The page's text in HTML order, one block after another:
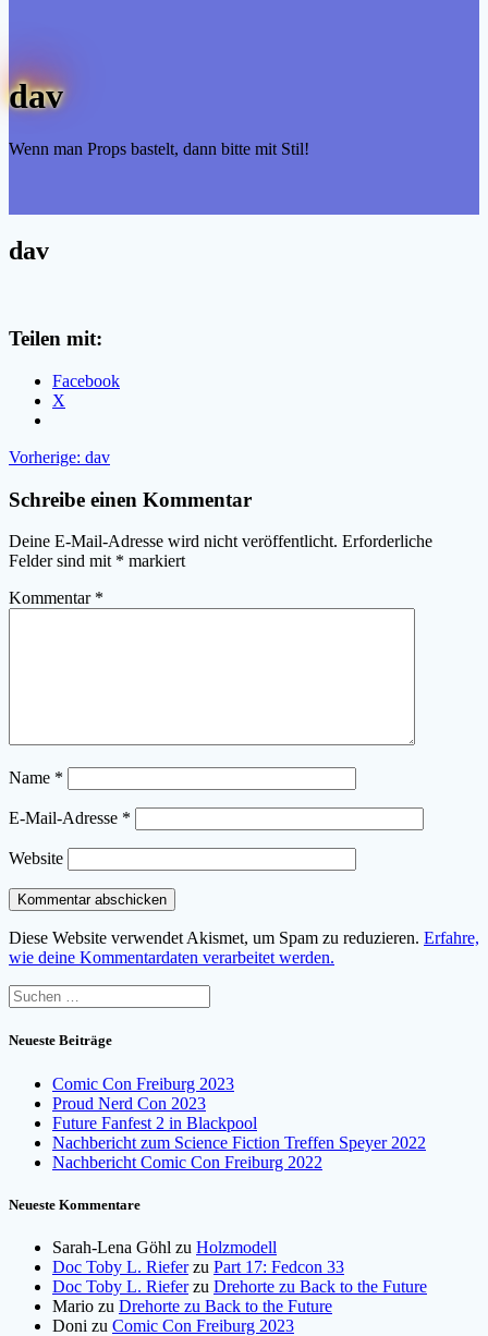
dav
Wenn man Props bastelt, dann bitte mit Stil!
dav
Teilen mit:
Facebook
X
Beitragsnavigation
Vorherige: Vorheriger
dav
Schreibe einen Kommentar
Deine E-Mail-Adresse wird nicht veröffentlicht. Erforderliche
Felder sind mit * markiert
Kommentar *
Name *
E-Mail-Adresse *
Website
Diese Website verwendet Akismet, um Spam zu reduzieren. Erfahre,
wie deine Kommentardaten verarbeitet werden.
Suchen
nach:
Neueste Beiträge
Comic Con Freiburg 2023
Proud Nerd Con 2023
Future Fanfest 2 in Blackpool
Nachbericht zum Science Fiction Treffen Speyer 2022
Nachbericht Comic Con Freiburg 2022
Neueste Kommentare
Sarah-Lena Göhl zu Holzmodell
Doc Toby L. Rieferzu Part 17: Fedcon 33
Doc Toby L. Rieferzu Drehorte zu Back to the Future
Mario zu Drehorte zu Back to the Future
Doni zu Comic Con Freiburg 2023